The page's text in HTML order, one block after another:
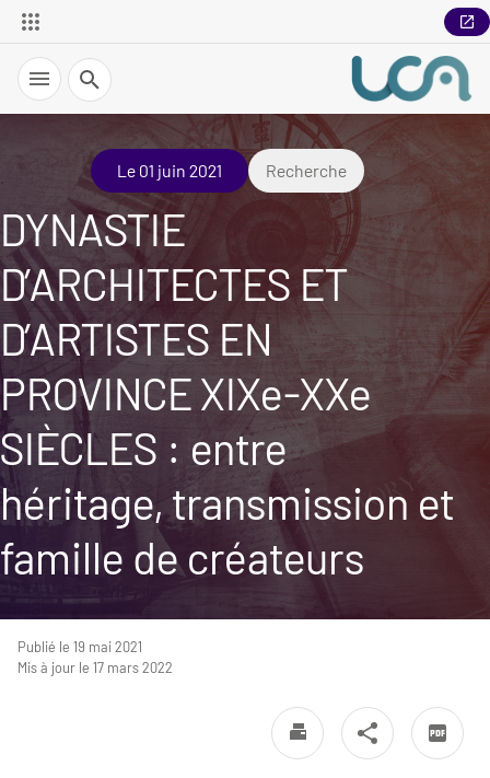
Recherche
Le 01 juin 2021 Recherche
DYNASTIE
D’ARCHITECTES ET
D’ARTISTES EN
PROVINCE XIXe-XXe
SIÈCLES : entre
héritage, transmission et
famille de créateurs
Publié le 19 mai 2021
Mis à jour le 17 mars 2022